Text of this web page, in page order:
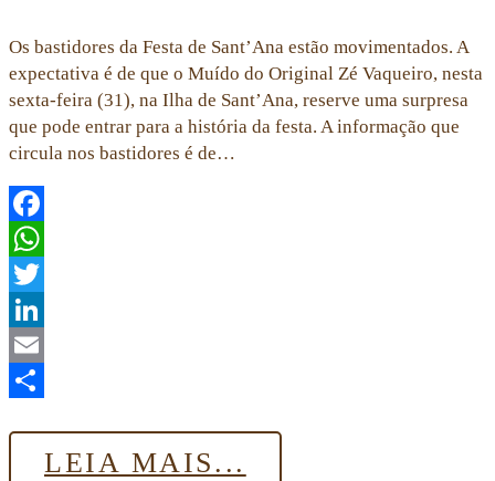
Os bastidores da Festa de Sant’Ana estão movimentados. A
expectativa é de que o Muído do Original Zé Vaqueiro, nesta
sexta-feira (31), na Ilha de Sant’Ana, reserve uma surpresa
que pode entrar para a história da festa. A informação que
circula nos bastidores é de…
Facebook
WhatsApp
Twitter
LinkedIn
Email
LEIA MAIS...